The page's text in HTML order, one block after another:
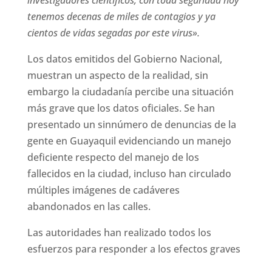
tenemos decenas de miles de contagios y ya
cientos de vidas segadas por este virus».
Los datos emitidos del Gobierno Nacional,
muestran un aspecto de la realidad, sin
embargo la ciudadanía percibe una situación
más grave que los datos oficiales. Se han
presentado un sinnúmero de denuncias de la
gente en Guayaquil evidenciando un manejo
deficiente respecto del manejo de los
fallecidos en la ciudad, incluso han circulado
múltiples imágenes de cadáveres
abandonados en las calles.
Las autoridades han realizado todos los
esfuerzos para responder a los efectos graves